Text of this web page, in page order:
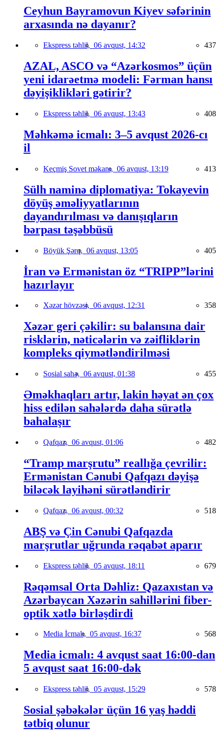
Ceyhun Bayramovun Kiyev səfərinin
arxasında nə dayanır?
Ekspress təhlil, 06 avqust, 14:32 437
AZAL, ASCO və “Azərkosmos” üçün
yeni idarəetmə modeli: Fərman hansı
dəyişiklikləri gətirir?
Ekspress təhlil, 06 avqust, 13:43 408
Məhkəmə icmalı: 3–5 avqust 2026-cı
il
Keçmiş Sovet məkanı, 06 avqust, 13:19 413
Sülh naminə diplomatiya: Tokayevin
döyüş əməliyyatlarının
dayandırılması və danışıqların
bərpası təşəbbüsü
Böyük Şərq, 06 avqust, 13:05 405
İran və Ermənistan öz “TRIPP”lərini
hazırlayır
Xəzər hövzəsi, 06 avqust, 12:31 358
Xəzər geri çəkilir: su balansına dair
risklərin, nəticələrin və zəifliklərin
kompleks qiymətləndirilməsi
Sosial sahə, 06 avqust, 01:38 455
Əməkhaqları artır, lakin həyat ən çox
hiss edilən sahələrdə daha sürətlə
bahalaşır
Qafqaz, 06 avqust, 01:06 482
“Tramp marşrutu” reallığa çevrilir:
Ermənistan Cənubi Qafqazı dəyişə
biləcək layihəni sürətləndirir
Qafqaz, 06 avqust, 00:32 518
ABŞ və Çin Cənubi Qafqazda
marşrutlar uğrunda rəqabət aparır
Ekspress təhlil, 05 avqust, 18:11 679
Rəqəmsal Orta Dəhliz: Qazaxıstan və
Azərbaycan Xəzərin sahillərini fiber-
optik xətlə birləşdirdi
Media İcmalı, 05 avqust, 16:37 568
Media icmalı: 4 avqust saat 16:00-dan
5 avqust saat 16:00-dək
Ekspress təhlil, 05 avqust, 15:29 578
Sosial şəbəkələr üçün 16 yaş həddi
tətbiq olunur